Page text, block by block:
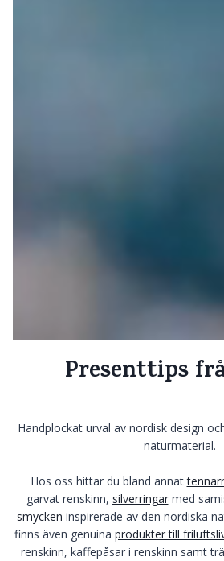
Presenttips
Handplockat urval av nordisk design
naturmaterial.
Hos oss hittar du bland annat
garvat renskinn, silverringarmed
smycken inspirerade av den nordiska
finns även genuina produkter till
renskinn, kaffepåsar i renskinn samt